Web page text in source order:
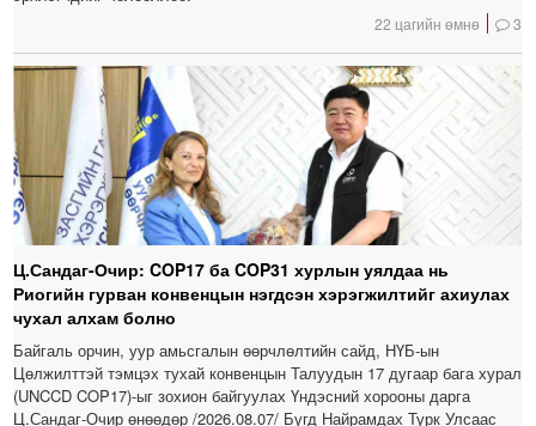
22 цагийн өмнө 3
Ц.Сандаг-Очир: COP17 ба COP31 хурлын уялдаа нь
Риогийн гурван конвенцын нэгдсэн хэрэгжилтийг ахиулах
чухал алхам болно
Байгаль орчин, уур амьсгалын өөрчлөлтийн сайд, НҮБ-ын
Цөлжилттэй тэмцэх тухай конвенцын Талуудын 17 дугаар бага хурал
(UNCCD COP17)-ыг зохион байгуулах Үндэсний хорооны дарга
Ц.Сандаг-Очир өнөөдөр /2026.08.07/ Бүгд Найрамдах Турк Улсаас